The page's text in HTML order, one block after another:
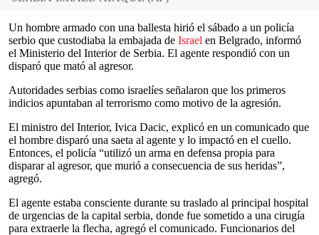
Un hombre armado con una ballesta hirió el sábado a un policía
serbio que custodiaba la embajada de Israel en Belgrado, informó
el Ministerio del Interior de Serbia. El agente respondió con un
disparó que mató al agresor.
Autoridades serbias como israelíes señalaron que los primeros
indicios apuntaban al terrorismo como motivo de la agresión.
El ministro del Interior, Ivica Dacic, explicó en un comunicado que
el hombre disparó una saeta al agente y lo impactó en el cuello.
Entonces, el policía “utilizó un arma en defensa propia para
disparar al agresor, que murió a consecuencia de sus heridas”,
agregó.
El agente estaba consciente durante su traslado al principal hospital
de urgencias de la capital serbia, donde fue sometido a una cirugía
para extraerle la flecha, agregó el comunicado. Funcionarios del